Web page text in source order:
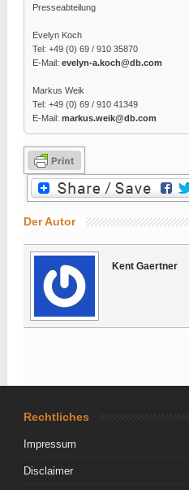
Presseabteilung
Evelyn Koch
Tel: +49 (0) 69 / 910 35870
E-Mail: evelyn-a.koch@db.com
Markus Weik
Tel: +49 (0) 69 / 910 41349
E-Mail: markus.weik@db.com
Der Autor
Kent Gaertner
Rechtliches
Impressum
Disclaimer